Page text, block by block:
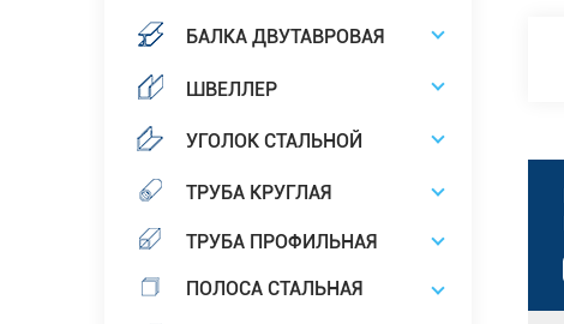
БАЛКА ДВУТАВРОВАЯ
ШВЕЛЛЕР
УГОЛОК СТАЛЬНОЙ
ТРУБА КРУГЛАЯ
ТРУБА ПРОФИЛЬНАЯ
ПОЛОСА СТАЛЬНАЯ